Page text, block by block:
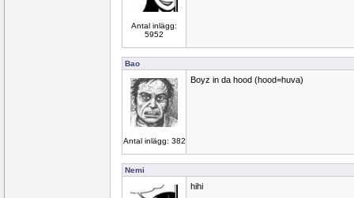
Antal inlägg:
5952
Bao
Antal inlägg: 382
Boyz in da hood (hood=huva)
Nemi
hihi